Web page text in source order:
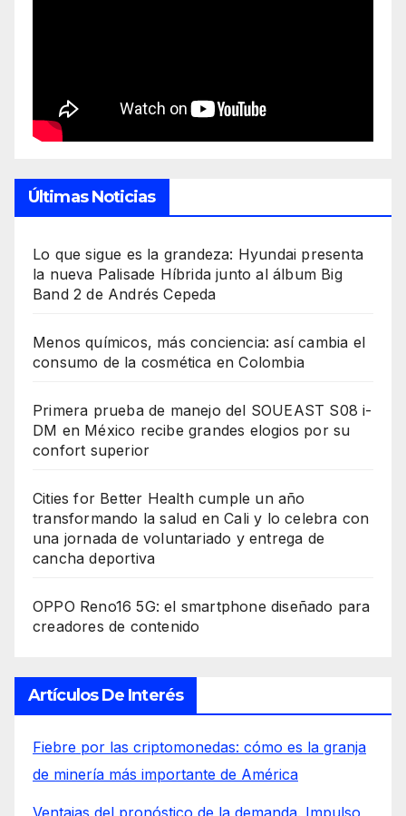
Últimas Noticias
Lo que sigue es la grandeza: Hyundai presenta
la nueva Palisade Híbrida junto al álbum Big
Band 2 de Andrés Cepeda
Menos químicos, más conciencia: así cambia el
consumo de la cosmética en Colombia
Primera prueba de manejo del SOUEAST S08 i-
DM en México recibe grandes elogios por su
confort superior
Cities for Better Health cumple un año
transformando la salud en Cali y lo celebra con
una jornada de voluntariado y entrega de
cancha deportiva
OPPO Reno16 5G: el smartphone diseñado para
creadores de contenido
Artículos De Interés
Fiebre por las criptomonedas: cómo es la granja
de minería más importante de América